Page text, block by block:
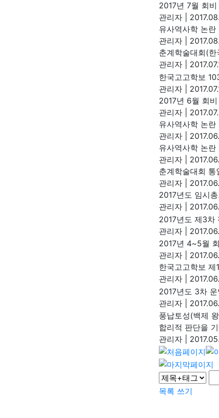
2017년 7월 회
관리자
유사역사학 논
관리자
춘계학술대회(
관리자
한국고고학보
관리자
2017년 6월 회
관리자
유사역사학 논
관리자
유사역사학 논
관리자
춘계학술대회
관리자
2017년도 임시
관리자
2017년도 제3차
관리자
2017년 4~5월
관리자
한국고고학보
관리자
2017년도 3차
관리자
풍납토성(백제
합리적 판단을
관리자
목록 쓰기